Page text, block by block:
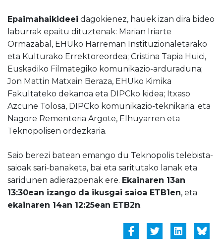
Epaimahaikideei dagokienez, hauek izan dira bideo
laburrak epaitu dituztenak: Marian Iriarte
Ormazabal, EHUko Harreman Instituzionaletarako
eta Kulturako Errektoreordea; Cristina Tapia Huici,
Euskadiko Filmategiko komunikazio-arduraduna;
Jon Mattin Matxain Beraza, EHUko Kimika
Fakultateko dekanoa eta DIPCko kidea; Itxaso
Azcune Tolosa, DIPCko komunikazio-teknikaria; eta
Nagore Rementeria Argote, Elhuyarren eta
Teknopolisen ordezkaria.
Saio berezi batean emango du Teknopolis telebista-
saioak sari-banaketa, bai eta saritutako lanak eta
saridunen adierazpenak ere. Ekainaren 13an
13:30ean izango da ikusgai saioa ETB1en, eta
ekainaren 14an 12:25ean ETB2n.